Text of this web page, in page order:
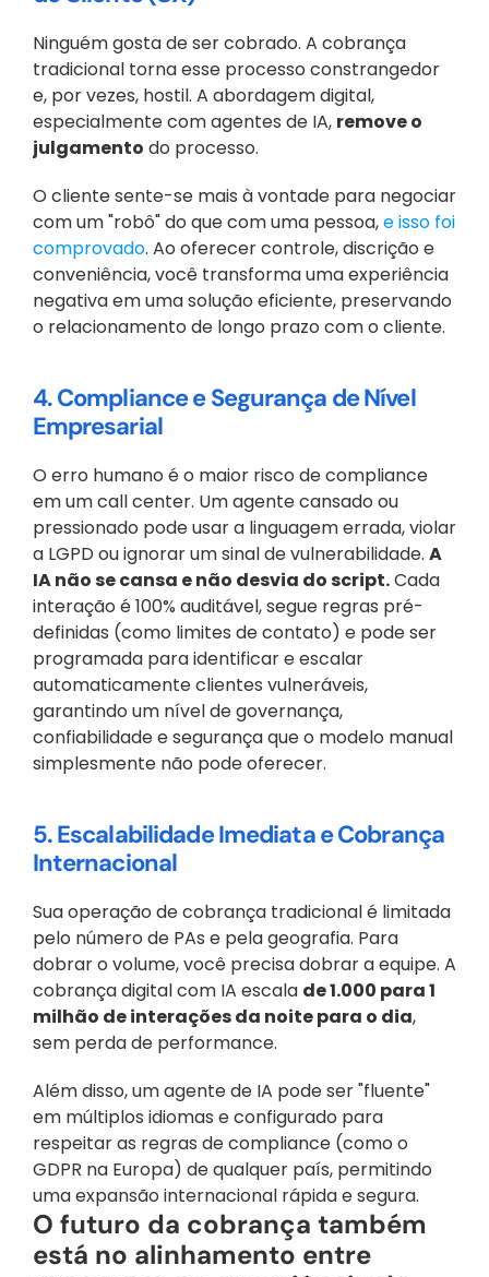
Ninguém gosta de ser cobrado. A cobrança
tradicional torna esse processo constrangedor
e, por vezes, hostil. A abordagem digital,
especialmente com agentes de IA, remove o
julgamento do processo.
O cliente sente-se mais à vontade para negociar
com um "robô" do que com uma pessoa, e isso foi
comprovado. Ao oferecer controle, discrição e
conveniência, você transforma uma experiência
negativa em uma solução eficiente, preservando
o relacionamento de longo prazo com o cliente.
4. Compliance e Segurança de Nível
Empresarial
O erro humano é o maior risco de compliance
em um call center. Um agente cansado ou
pressionado pode usar a linguagem errada, violar
a LGPD ou ignorar um sinal de vulnerabilidade. A
IA não se cansa e não desvia do script. Cada
interação é 100% auditável, segue regras pré-
definidas (como limites de contato) e pode ser
programada para identificar e escalar
automaticamente clientes vulneráveis,
garantindo um nível de governança,
confiabilidade e segurança que o modelo manual
simplesmente não pode oferecer.
5. Escalabilidade Imediata e Cobrança
Internacional
Sua operação de cobrança tradicional é limitada
pelo número de PAs e pela geografia. Para
dobrar o volume, você precisa dobrar a equipe. A
cobrança digital com IA escala de 1.000 para 1
milhão de interações da noite para o dia,
sem perda de performance.
Além disso, um agente de IA pode ser "fluente"
em múltiplos idiomas e configurado para
respeitar as regras de compliance (como o
GDPR na Europa) de qualquer país, permitindo
uma expansão internacional rápida e segura.
O futuro da cobrança também
está no alinhamento entre